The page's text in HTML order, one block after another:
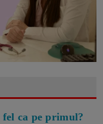
ca pe primul?